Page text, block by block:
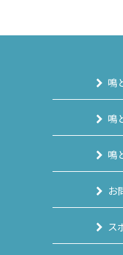
鳴
鳴
鳴
お
ス